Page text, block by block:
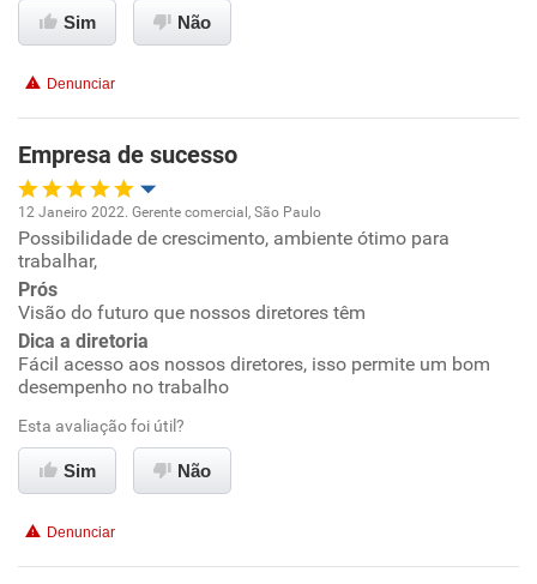
Conciliação com a vida familiar
Recomenda esta empresa
Recomenda a diretoria
Sim Não
Denunciar
Empresa de sucesso
Oportunidade de promoção
Ambiente de trabalho
Conciliação com a vida familiar
Benefícios
Recomenda esta empresa
12 Janeiro 2022. Gerente comercial, São Paulo
Possibilidade de crescimento, ambiente ótimo para
trabalhar,
Prós
Visão do futuro que nossos diretores têm
Dica a diretoria
Fácil acesso aos nossos diretores, isso permite um bom
desempenho no trabalho
Esta avaliação foi útil?
Sim Não
Denunciar